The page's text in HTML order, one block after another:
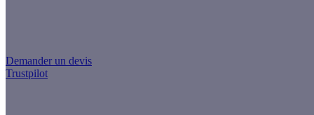
Demander un devis
Trustpilot